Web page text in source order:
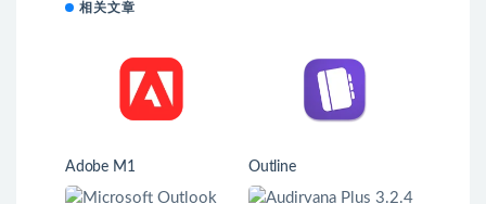
相关文章
Adobe M1 Outline